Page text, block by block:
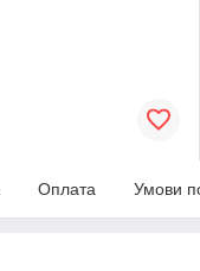
Оплата Умови